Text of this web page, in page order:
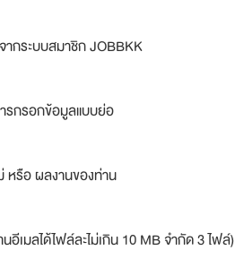
ากระบบสมาชิก JOBBKK
รกรอกข้อมูลแบบย่อ
หรือ ผลงานของท่าน
เมลได้ไฟล์ละไม่เกิน 10 MB จำกัด 3 ไฟล์)